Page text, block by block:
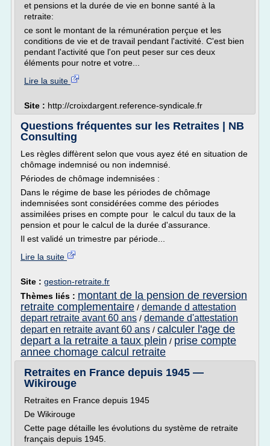
et pensions et la durée de vie en bonne santé à la
retraite:
ce sont le montant de la rémunération perçue et les
conditions de vie et de travail pendant l'activité. C'est bien
pendant l'activité que l'on peut peser sur ces deux
éléments pour notre et votre...
Lire la suite
Site : http://croixdargent.reference-syndicale.fr
Questions fréquentes sur les Retraites | NB
Consulting
Les règles diffèrent selon que vous ayez été en situation de
chômage indemnisé ou non indemnisé.
Périodes de chômage indemnisées :
Dans le régime de base les périodes de chômage
indemnisées sont considérées comme des périodes
assimilées prises en compte pour le calcul du taux de la
pension et pour le calcul de la durée d'assurance.
Il est validé un trimestre par période...
Lire la suite
Site : gestion-retraite.fr
Thèmes liés : montant de la pension de reversion
retraite complementaire / demande d attestation
depart retraite avant 60 ans / demande d'attestation
depart en retraite avant 60 ans / calculer l'age de
depart a la retraite a taux plein / prise compte
annee chomage calcul retraite
Retraites en France depuis 1945 —
Wikirouge
Retraites en France depuis 1945
De Wikirouge
Cette page détaille les évolutions du système de retraite
français depuis 1945.